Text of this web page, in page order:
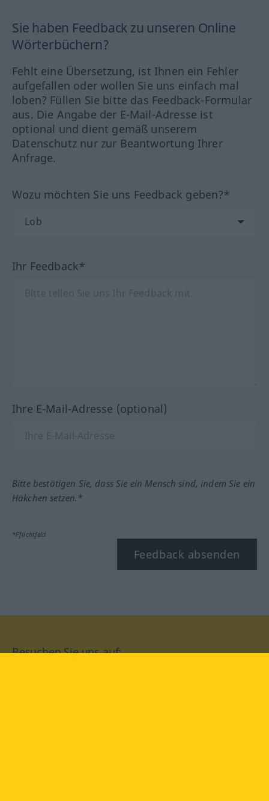
Sie haben Feedback zu unseren Online
Wörterbüchern?
Fehlt eine Übersetzung, ist Ihnen ein Fehler
aufgefallen oder wollen Sie uns einfach mal
loben? Füllen Sie bitte das Feedback-Formular
aus. Die Angabe der E-Mail-Adresse ist
optional und dient gemäß unserem
Datenschutz nur zur Beantwortung Ihrer
Anfrage.
Wozu möchten Sie uns Feedback geben?*
Ihr Feedback*
Ihre E-Mail-Adresse (optional)
Bitte bestätigen Sie, dass Sie ein Mensch sind, indem Sie ein
Häkchen setzen.*
*Pflichtfeld
Feedback absenden
Besuchen Sie uns auf: